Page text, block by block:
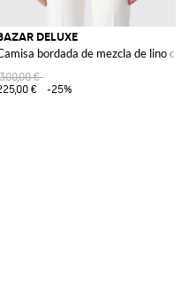
DELUXE
bordada de mezcla de lino
300,00 €
€
-25%